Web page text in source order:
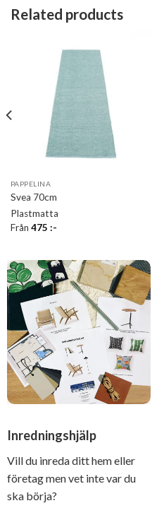
Related products
PAPPELINA
Svea 70cm
Plastmatta
Från 475 :-
Inredningshjälp
Vill du inreda ditt hem eller
företag men vet inte var du
ska börja?